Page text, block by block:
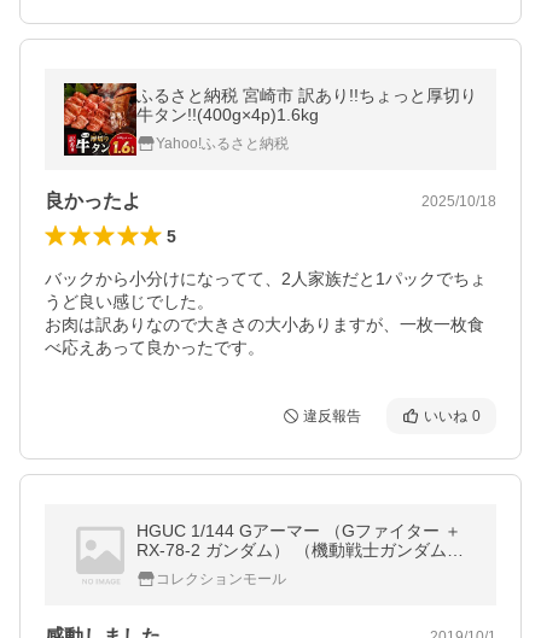
ふるさと納税 宮崎市 訳あり!!ちょっと厚切り
牛タン!!(400g×4p)1.6kg
Yahoo!ふるさと納税
良かったよ 2025/10/18
5
バックから小分けになってて、2人家族だと1パックでちょ
うど良い感じでした。
お肉は訳ありなので大きさの大小ありますが、一枚一枚食
べ応えあって良かったです。
違反報告 いいね 0
HGUC 1/144 Gアーマー （Gファイター ＋
RX-78-2 ガンダム） （機動戦士ガンダム）
(管理:444656)
コレクションモール